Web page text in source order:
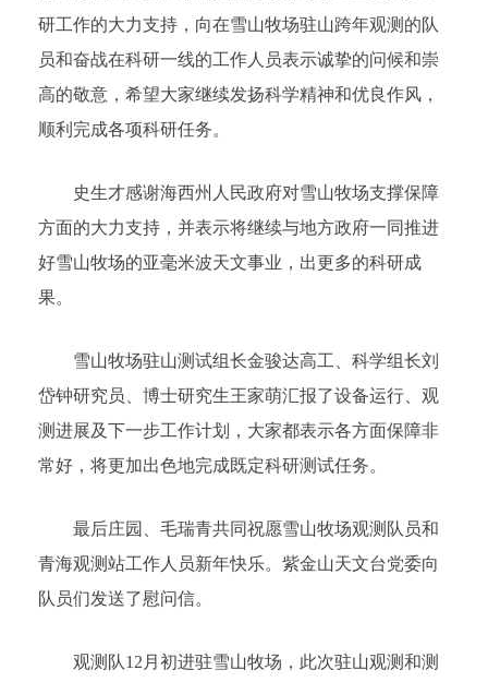
研工作的大力支持，向在雪山牧场驻山跨年观测的队
员和奋战在科研一线的工作人员表示诚挚的问候和崇
高的敬意，希望大家继续发扬科学精神和优良作风，
顺利完成各项科研任务。
史生才感谢海西州人民政府对雪山牧场支撑保障
方面的大力支持，并表示将继续与地方政府一同推进
好雪山牧场的亚毫米波天文事业，出更多的科研成
果。
雪山牧场驻山测试组长金骏达高工、科学组长刘
岱钟研究员、博士研究生王家萌汇报了设备运行、观
测进展及下一步工作计划，大家都表示各方面保障非
常好，将更加出色地完成既定科研测试任务。
最后庄园、毛瑞青共同祝愿雪山牧场观测队员和
青海观测站工作人员新年快乐。紫金山天文台党委向
队员们发送了慰问信。
观测队12月初进驻雪山牧场，此次驻山观测和测